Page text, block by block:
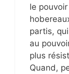
le
partis,
au
plus
Quand,